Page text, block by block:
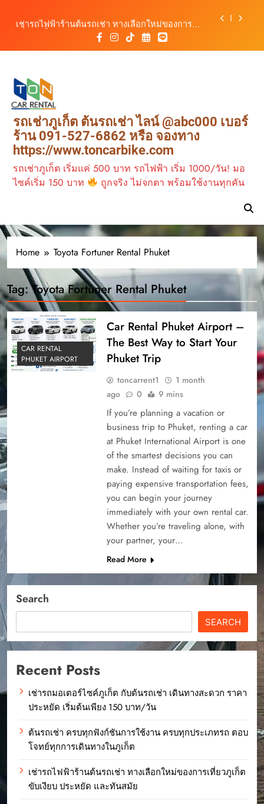
เช่ารถไฟฟ้าร้านต้นรถเช่า ทางเลือกใหม่ของการ
เที่ยวภูเก็ต ขับเงียบ ประหยัด และทันสมัย
ต้นรถเช่ามอเตอร์ไซค์ภูเก็ต ราคาประหยัด ขี่ง่าย รับ
รถสะดวก 24 ชั่วโมง
สะดวก ราคาประหยัด เริ่มต้นเพียง 150 บาท/วัน
ต้นรถเช่า ครบทุกฟังก์ชันการใช้งาน ครบทุกประเภท
รถ ตอบโจทย์ทุกการเดินทางในภูเก็ต
เช่ารถไฟฟ้าร้านต้นรถเช่า ทางเลือกใหม่ของการ
เที่ยวภูเก็ต ขับเงียบ ประหยัด และทันสมัย
ต้นรถเช่ามอเตอร์ไซค์ภูเก็ต ราคาประหยัด ขี่ง่าย รับ
รถสะดวก 24 ชั่วโมง
รถเช่าภูเก็ต ต้นรถเช่า ไลน์ @abc000 เบอร์
ร้าน 091-527-6862 หรือ จองทาง
https://www.toncarbike.com
รถเช่าภูเก็ต เริ่มแค่ 500 บาท รถไฟฟ้า เริ่ม 1000/วัน! มอ
ไซค์เริ่ม 150 บาท
ถูกจริง ไม่จกตา พร้อมใช้งานทุกคัน
Home Toyota Fortuner Rental Phuket
Tag:Toyota Fortuner Rental Phuket
CAR RENTAL
PHUKET AIRPORT
Car Rental Phuket Airport –
The Best Way to Start Your
Phuket Trip
toncarrent1
1 month
ago
0 9 mins
If you’re planning a vacation or
business trip to Phuket, renting a car
at Phuket International Airport is one
of the smartest decisions you can
make. Instead of waiting for taxis or
paying expensive transportation fees,
you can begin your journey
immediately with your own rental car.
Whether you’re traveling alone, with
your partner, your…
Read More
Search
SEARCH
Recent Posts
เช่ารถมอเตอร์ไซค์ภูเก็ต กับต้นรถเช่า เดินทางสะดวก ราคา
ประหยัด เริ่มต้นเพียง 150 บาท/วัน
ต้นรถเช่า ครบทุกฟังก์ชันการใช้งาน ครบทุกประเภทรถ ตอบ
โจทย์ทุกการเดินทางในภูเก็ต
เช่ารถไฟฟ้าร้านต้นรถเช่า ทางเลือกใหม่ของการเที่ยวภูเก็ต
ขับเงียบ ประหยัด และทันสมัย